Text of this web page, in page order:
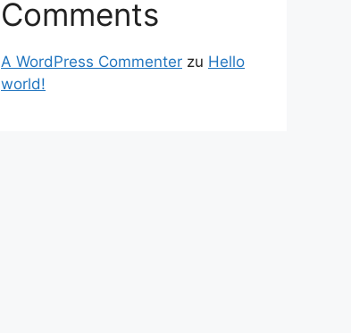
Comments
A WordPress Commenter zu Hello
world!